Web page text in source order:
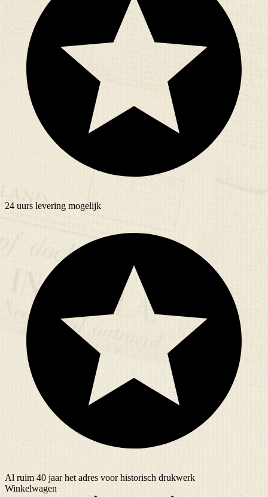
24 uurs levering mogelijk
Al ruim 40 jaarhet adres voor historisch drukwerk
Winkelwagen